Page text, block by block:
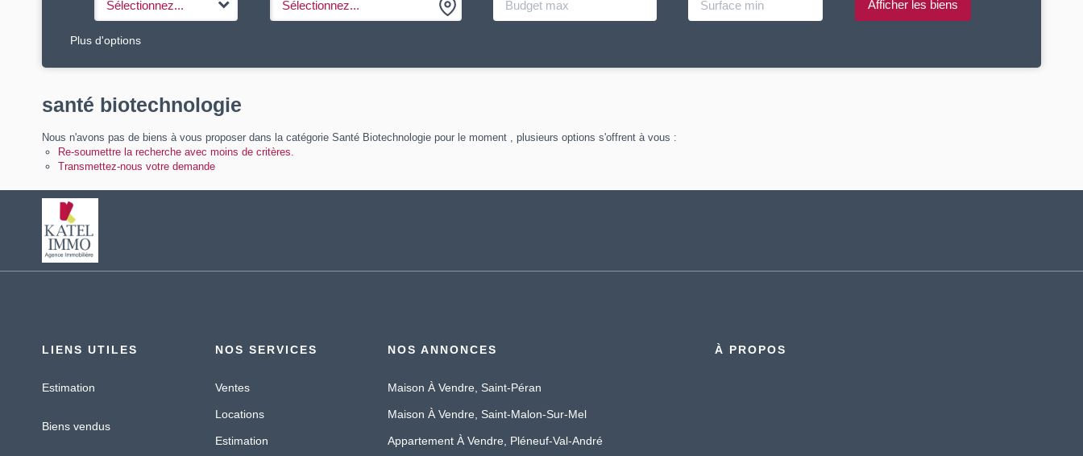
Sélectionnez... Sélectionnez...
Plus d'options
santé biotechnologie
Nous n'avons pas de biens à vous proposer dans la catégorie Santé Biotechnologie pour le moment , plusieurs options s'offrent à vous :
Re-soumettre la recherche avec moins de critères.
Transmettez-nous votre demande
LIENS UTILES
Estimation
Biens vendus
NOS SERVICES
Ventes
Locations
Estimation
NOS ANNONCES
Maison À Vendre, Saint-Péran
Maison À Vendre, Saint-Malon-Sur-Mel
Appartement À Vendre, Pléneuf-Val-André
À PROPOS